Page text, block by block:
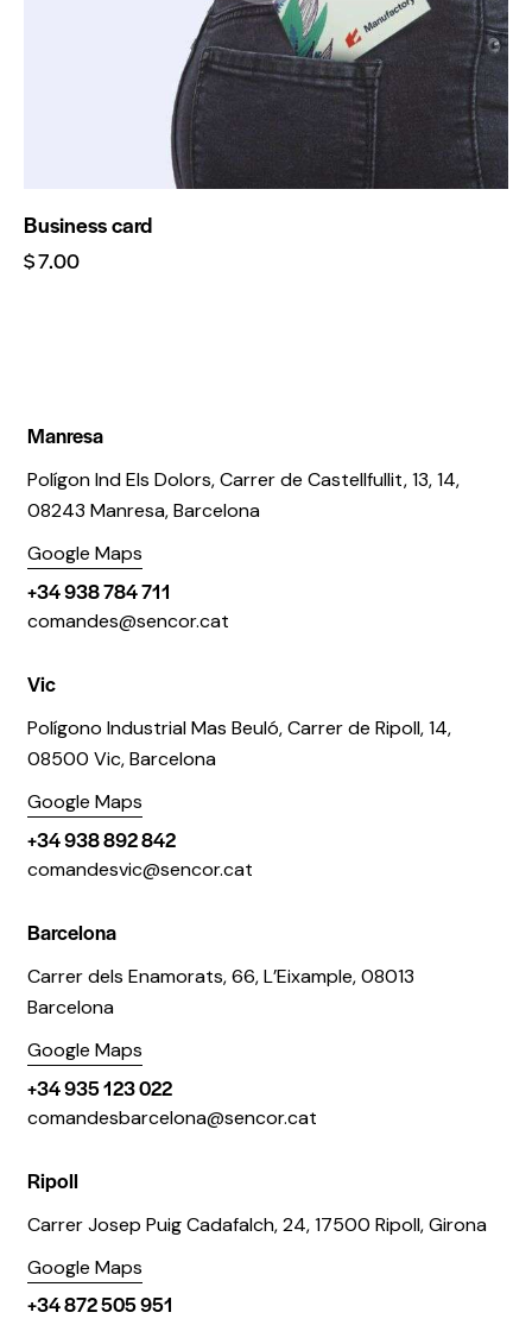
Business card
$7.00
Manresa
Polígon Ind Els Dolors, Carrer de Castellfullit, 13, 14,
08243 Manresa, Barcelona
Google Maps
+34 938 784 711
comandes@sencor.cat
Vic
Polígono Industrial Mas Beuló, Carrer de Ripoll, 14,
08500 Vic, Barcelona
Google Maps
+34 938 892 842
comandesvic@sencor.cat
Barcelona
Carrer dels Enamorats, 66, L’Eixample, 08013
Barcelona
Google Maps
+34 935 123 022
comandesbarcelona@sencor.cat
Ripoll
Carrer Josep Puig Cadafalch, 24, 17500 Ripoll, Girona
Google Maps
+34 872 505 951